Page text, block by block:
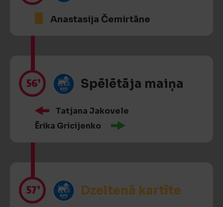
Anastasija Čemirtāne
56’ Spēlētāja maiņa
Tatjana Jakovele
Ērika Gricijenko
57’ Dzeltenā kartīte